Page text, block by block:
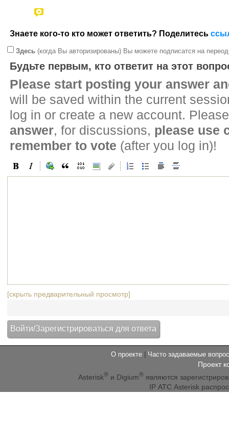
Знаете кого-то кто может ответить? Поделитесь
Здесь (когда Вы авторизированы) Вы можете подписатся на
Будьте первым, кто ответит на этот
Please start posting your answer
will be saved within the current
log in or create a new account.
answer, for discussions, please use
remember to vote (after you log in)!
[скрыть предварительный просмотр]
О проекте Часто задаваемые
Проект
Asterisk® и Digium® являются
IP АТС Asterisk